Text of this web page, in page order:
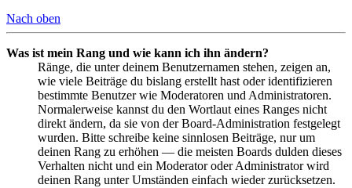
Nach oben
Was ist mein Rang und wie kann ich ihn ändern?
Ränge, die unter deinem Benutzernamen stehen, zeigen an,
wie viele Beiträge du bislang erstellt hast oder identifizieren
bestimmte Benutzer wie Moderatoren und Administratoren.
Normalerweise kannst du den Wortlaut eines Ranges nicht
direkt ändern, da sie von der Board-Administration festgelegt
wurden. Bitte schreibe keine sinnlosen Beiträge, nur um
deinen Rang zu erhöhen — die meisten Boards dulden dieses
Verhalten nicht und ein Moderator oder Administrator wird
deinen Rang unter Umständen einfach wieder zurücksetzen.